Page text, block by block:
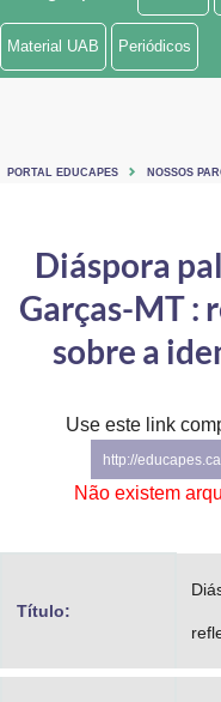
Ministério de Minas e Energia
Controladoria-Geral da União
Ministério da Mulher, da Família e
Secretaria de Governo
Gabinete de Segurança
Banco Central do Brasil
Material UAB Periódicos
PORTAL EDUCAPES NOSSOS
Diáspora
Garças-MT :
sobre a
Use este link
http://
Não existem
Título: